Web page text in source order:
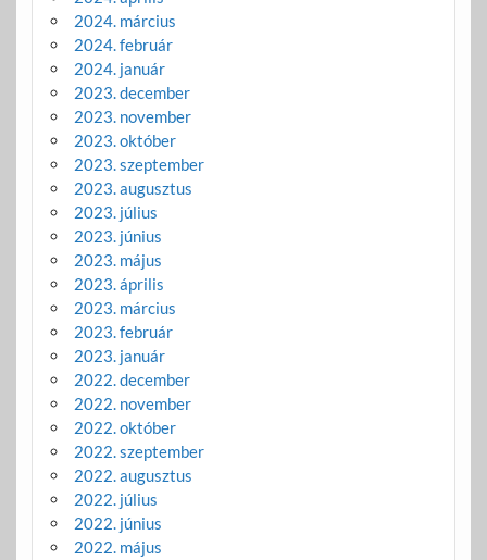
2024. március
2024. február
2024. január
2023. december
2023. november
2023. október
2023. szeptember
2023. augusztus
2023. július
2023. június
2023. május
2023. április
2023. március
2023. február
2023. január
2022. december
2022. november
2022. október
2022. szeptember
2022. augusztus
2022. július
2022. június
2022. május